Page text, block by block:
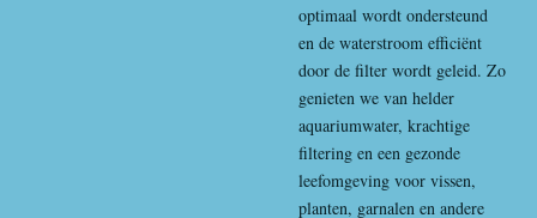
optimaal wordt ondersteund
en de waterstroom efficiënt
door de filter wordt geleid. Zo
genieten we van helder
aquariumwater, krachtige
filtering en een gezonde
leefomgeving voor vissen,
planten, garnalen en andere